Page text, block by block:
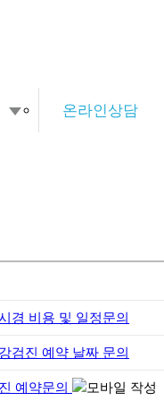
온라인상담
경 비용 및 일정문의
검진 예약 날짜 문의
예약문의